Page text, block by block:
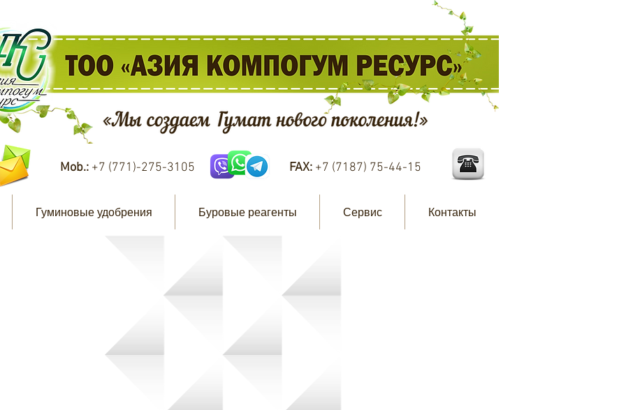
Mob.: +7 (771)-275-3105 FAX: +7 (7187) 75-44-15
Гуминовые удобрения Буровые реагенты Сервис Контакты